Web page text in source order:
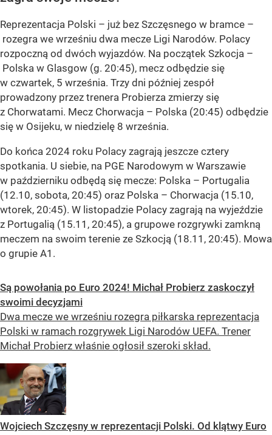
Reprezentacja Polski – już bez Szczęsnego w bramce –
rozegra we wrześniu dwa mecze Ligi Narodów. Polacy
rozpoczną od dwóch wyjazdów. Na początek Szkocja –
Polska w Glasgow (g. 20:45), mecz odbędzie się
w czwartek, 5 września. Trzy dni później zespół
prowadzony przez trenera Probierza zmierzy się
z Chorwatami. Mecz Chorwacja – Polska (20:45) odbędzie
się w Osijeku, w niedzielę 8 września.
Do końca 2024 roku Polacy zagrają jeszcze cztery
spotkania. U siebie, na PGE Narodowym w Warszawie
w październiku odbędą się mecze: Polska – Portugalia
(12.10, sobota, 20:45) oraz Polska – Chorwacja (15.10,
wtorek, 20:45). W listopadzie Polacy zagrają na wyjeździe
z Portugalią (15.11, 20:45), a grupowe rozgrywki zamkną
meczem na swoim terenie ze Szkocją (18.11, 20:45). Mowa
o grupie A1.
Są powołania po Euro 2024! Michał Probierz zaskoczył
swoimi decyzjami
Dwa mecze we wrześniu rozegra piłkarska reprezentacja
Polski w ramach rozgrywek Ligi Narodów UEFA. Trener
Michał Probierz właśnie ogłosił szeroki skład.
Wojciech Szczęsny w reprezentacji Polski. Od klątwy Euro